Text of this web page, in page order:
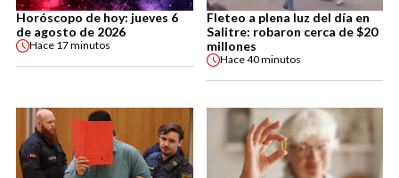
Horóscopo de hoy: jueves 6
de agosto de 2026
Hace 17 minutos
Fleteo a plena luz del día en
Salitre: robaron cerca de $20
millones
Hace40 minutos